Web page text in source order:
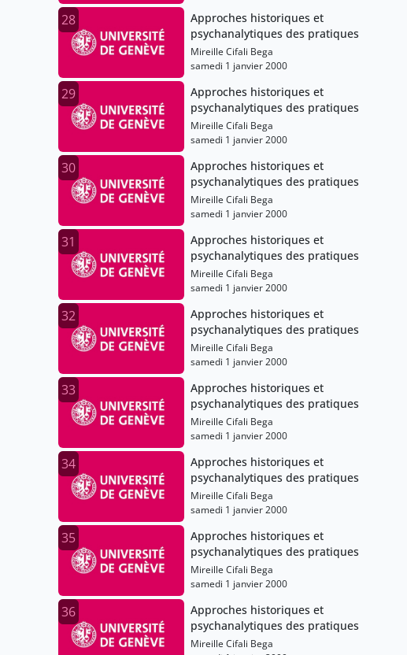
28
Approches historiques et
psychanalytiques des pratiques
Mireille Cifali Bega
samedi 1 janvier 2000
29
Approches historiques et
psychanalytiques des pratiques
Mireille Cifali Bega
samedi 1 janvier 2000
30
Approches historiques et
psychanalytiques des pratiques
Mireille Cifali Bega
samedi 1 janvier 2000
31
Approches historiques et
psychanalytiques des pratiques
Mireille Cifali Bega
samedi 1 janvier 2000
32
Approches historiques et
psychanalytiques des pratiques
Mireille Cifali Bega
samedi 1 janvier 2000
33
Approches historiques et
psychanalytiques des pratiques
Mireille Cifali Bega
samedi 1 janvier 2000
34
Approches historiques et
psychanalytiques des pratiques
Mireille Cifali Bega
samedi 1 janvier 2000
35
Approches historiques et
psychanalytiques des pratiques
Mireille Cifali Bega
samedi 1 janvier 2000
36
Approches historiques et
psychanalytiques des pratiques
Mireille Cifali Bega